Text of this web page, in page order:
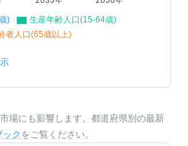
)
生産年齢人口(15-64歳)
者人口(65歳以上)
場にも影響します。都道府県別の最新
ク をご覧ください。